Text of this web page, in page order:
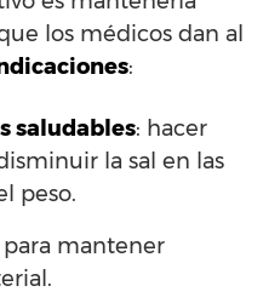
los médicos dan al
:
saludables: hacer
la sal en las
peso.
para mantener